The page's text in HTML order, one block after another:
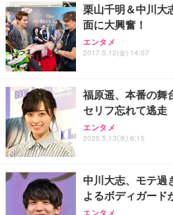
栗山千明＆中川大
面に大興奮！
エンタメ
2017.5.12(金) 14:07
福原遥、本番の舞
セリフ忘れて逃走
エンタメ
2020.5.13(水) 6:15
中川大志、モテ過
よるボディガード
エンタメ